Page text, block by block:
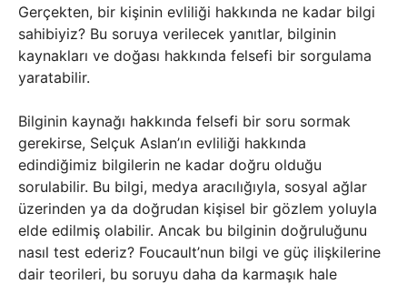
Gerçekten, bir kişinin evliliği hakkında ne kadar bilgi
sahibiyiz? Bu soruya verilecek yanıtlar, bilginin
kaynakları ve doğası hakkında felsefi bir sorgulama
yaratabilir.
Bilginin kaynağı hakkında felsefi bir soru sormak
gerekirse, Selçuk Aslan’ın evliliği hakkında
edindiğimiz bilgilerin ne kadar doğru olduğu
sorulabilir. Bu bilgi, medya aracılığıyla, sosyal ağlar
üzerinden ya da doğrudan kişisel bir gözlem yoluyla
elde edilmiş olabilir. Ancak bu bilginin doğruluğunu
nasıl test ederiz? Foucault’nun bilgi ve güç ilişkilerine
dair teorileri, bu soruyu daha da karmaşık hale